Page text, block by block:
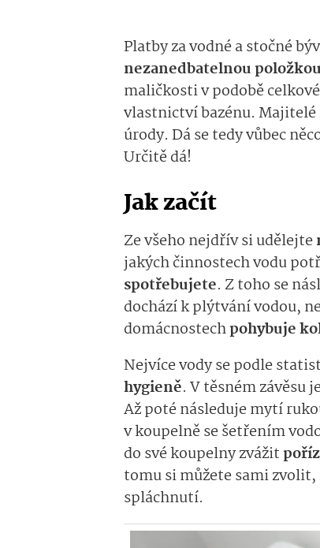
Platby za vodné a stočné
nezanedbatelnou položkou
maličkosti v podobě
vlastnictví bazénu. Majitelé
úrody. Dá se tedy vůbec
Určitě dá!
Jak začít
Ze všeho nejdřív si udělejte
jakých činnostech vodu
spotřebujete. Z toho se
dochází k plýtvání vodou,
domácnostechpohybuje
Nejvíce vody se podle
hygieně. V těsném závěsu
Až poté následuje mytí
v koupelně se šetřením
do své koupelny zvážit
tomu si můžete sami
spláchnutí.